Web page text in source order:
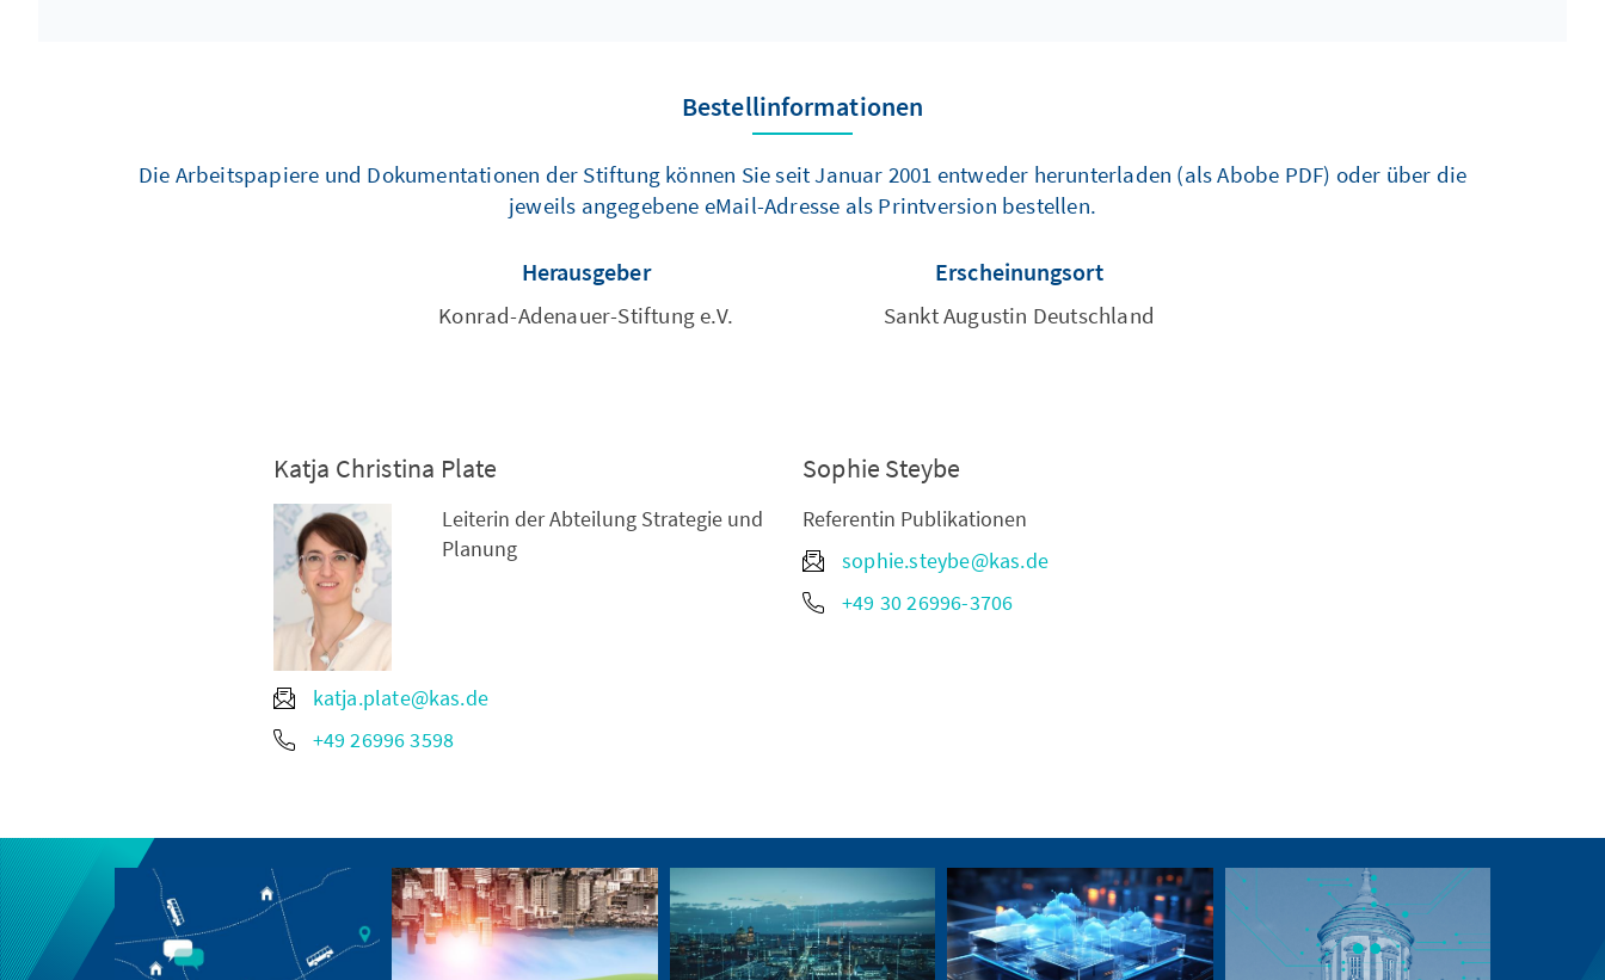
Bestellinformationen
Die Arbeitspapiere und Dokumentationen der Stiftung können Sie seit Januar 2001 entweder herunterladen (als Abobe PDF) oder über die
jeweils angegebene eMail-Adresse als Printversion bestellen.
Herausgeber
Konrad-Adenauer-Stiftung e.V.
Erscheinungsort
Sankt Augustin Deutschland
Katja Christina Plate
Leiterin der Abteilung Strategie und
Planung
katja.plate@kas.de
+49 26996 3598
Sophie Steybe
Referentin Publikationen
sophie.steybe@kas.de
+49 30 26996-3706